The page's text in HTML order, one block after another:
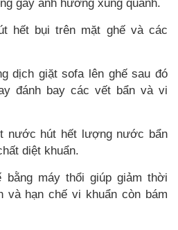
gây ảnh hưởng xung quanh.
hết bụi trên mặt ghế và các
dịch giặt sofa lên ghế sau đó
đánh bay các vết bẩn và vi
nước hút hết lượng nước bẩn
diệt khuẩn.
bằng máy thổi giúp giảm thời
và hạn chế vi khuẩn còn bám